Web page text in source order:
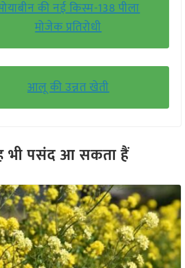
की नई किस्म-138 पीला
मोजेक प्रतिरोधी
आलू की उन्नत खेती
भी पसंद आ सकता हैं